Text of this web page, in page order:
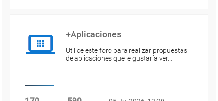
+Aplicaciones
Utilice este foro para realizar propuestas
de aplicaciones que le gustaría ver…